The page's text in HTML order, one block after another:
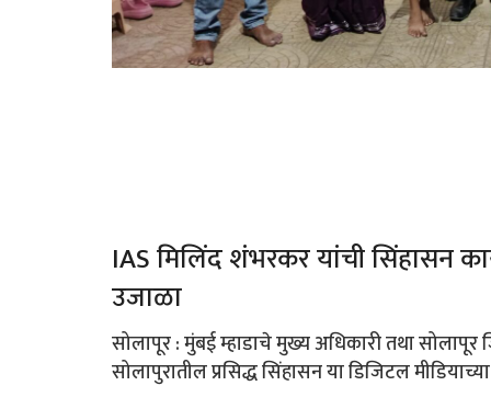
IAS मिलिंद शंभरकर यांची सिंहासन
उजाळा
सोलापूर : मुंबई म्हाडाचे मुख्य अधिकारी तथा सोलापूर
सोलापुरातील प्रसिद्ध सिंहासन या डिजिटल